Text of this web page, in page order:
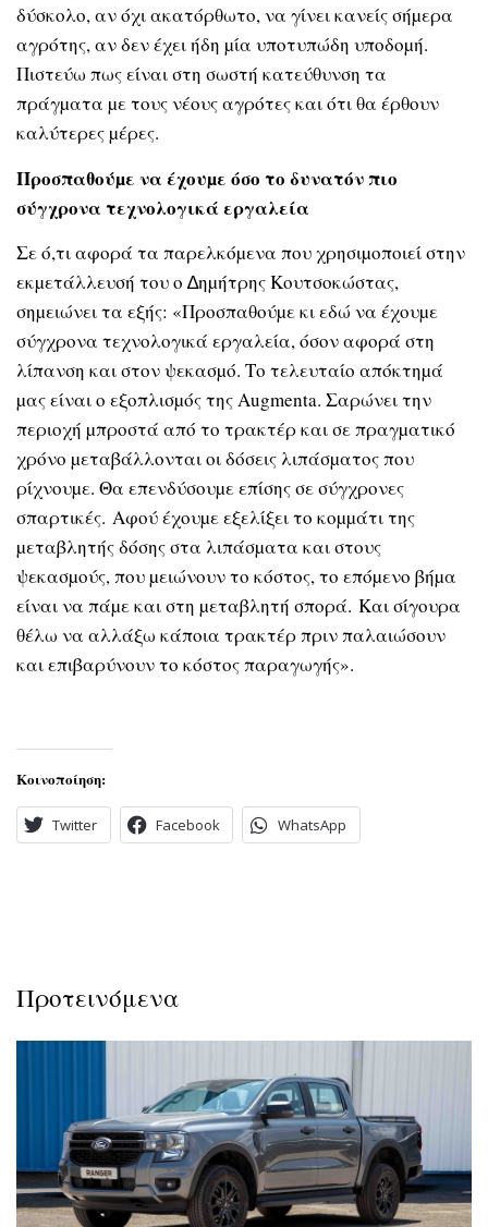
δύσκολο, αν όχι ακατόρθωτο, να γίνει κανείς σήµερα
αγρότης, αν δεν έχει ήδη µία υποτυπώδη υποδοµή.
Πιστεύω πως είναι στη σωστή κατεύθυνση τα
πράγµατα µε τους νέους αγρότες και ότι θα έρθουν
καλύτερες µέρες.
Προσπαθούµε να έχουµε όσο το δυνατόν πιο
σύγχρονα τεχνολογικά εργαλεία
Σε ό,τι αφορά τα παρελκόµενα που χρησιµοποιεί στην
εκµετάλλευσή του ο ∆ηµήτρης Κουτσοκώστας,
σηµειώνει τα εξής: «Προσπαθούµε κι εδώ να έχουµε
σύγχρονα τεχνολογικά εργαλεία, όσον αφορά στη
λίπανση και στον ψεκασµό. Το τελευταίο απόκτηµά
µας είναι ο εξοπλισµός της Αugmenta. Σαρώνει την
περιοχή µπροστά από το τρακτέρ και σε πραγµατικό
χρόνο µεταβάλλονται οι δόσεις λιπάσµατος που
ρίχνουµε. Θα επενδύσουµε επίσης σε σύγχρονες
σπαρτικές. Αφού έχουµε εξελίξει το κοµµάτι της
µεταβλητής δόσης στα λιπάσµατα και στους
ψεκασµούς, που µειώνουν το κόστος, το επόµενο βήµα
είναι να πάµε και στη µεταβλητή σπορά. Και σίγουρα
θέλω να αλλάξω κάποια τρακτέρ πριν παλαιώσουν
και επιβαρύνουν το κόστος παραγωγής».
Κοινοποίηση:
Twitter Facebook WhatsApp
Προτεινόμενα